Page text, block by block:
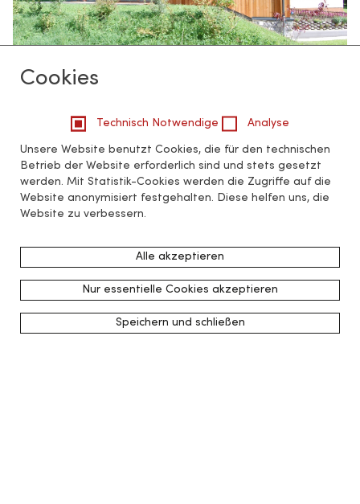
zurück
Cookies
Technisch Notwendige Analyse
Unsere Website benutzt Cookies, die für den technischen
Betrieb der Website erforderlich sind und stets gesetzt
werden. Mit Statistik-Cookies werden die Zugriffe auf die
Website anonymisiert festgehalten. Diese helfen uns, die
Website zu verbessern.
Alle akzeptieren
Nur essentielle Cookies akzeptieren
Speichern und schließen